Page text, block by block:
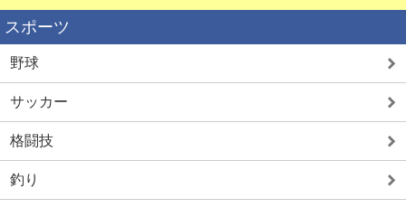
スポーツ
野球
サッカー
格闘技
釣り